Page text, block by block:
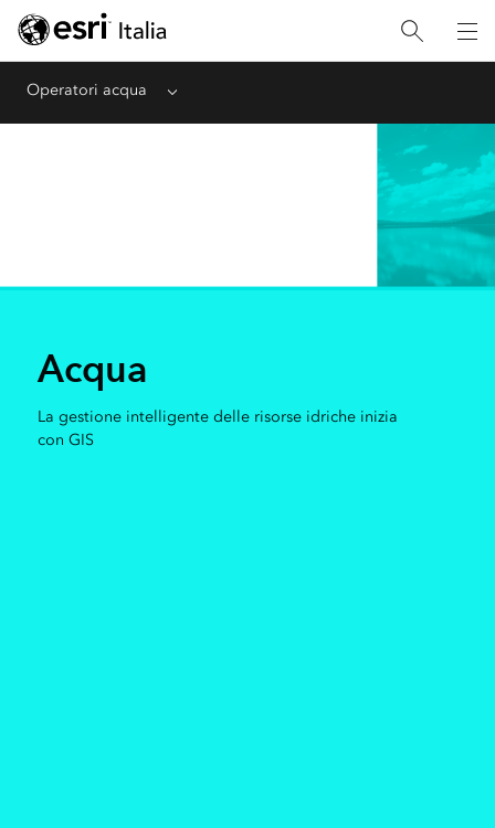
Operatori acqua Menu
Acqua
La gestione intelligente delle risorse idriche inizia
con GIS